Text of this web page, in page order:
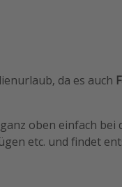
da es auch
oben einfach
etc. und findet